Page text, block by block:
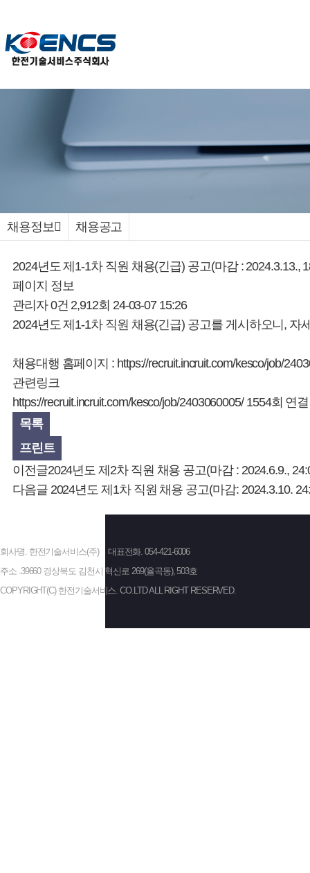
채용정보 채용공고
2024년도 제1-1차 직원 채용(긴급) 공고(마감 : 2024.3.13.,
페이지 정보
관리자 0건 2,912회 24-03-07 15:26
2024년도 제1-1차 직원 채용(긴급) 공고를 게시하오니,
채용대행 홈페이지 : https://recruit.incruit.com/kesco/job/
관련링크
https://recruit.incruit.com/kesco/job/2403060005/ 1554회 연결
목록
프린트
이전글2024년도 제2차 직원 채용 공고(마감 : 2024.6.9.,
다음글 2024년도 제1차 직원 채용 공고(마감: 2024.3.10.
회사명. 한전기술서비스(주)
대표전화. 054-421-6006
주소 .39660 경상북도 김천시 혁신로 269(율곡동), 503호
COPYRIGHT(C) 한전기술서비스. CO.LTD ALL RIGHT RESERVED.